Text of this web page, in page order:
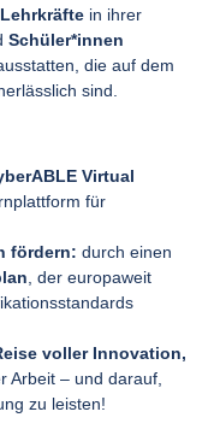
Lehrkräfte in ihrer
Schüler*innen
die auf dem
sind.
Virtual
für
fördern: durch einen
, der europaweit
voller Innovation,
Arbeit – und darauf,
zu leisten!